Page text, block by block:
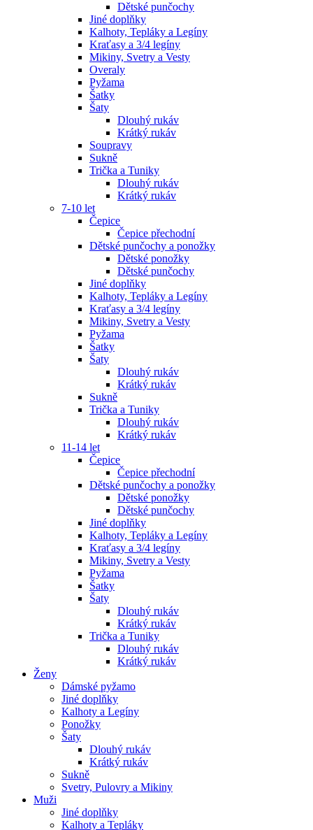
Dětské punčochy
Jiné doplňky
Kalhoty, Tepláky a Legíny
Kraťasy a 3/4 legíny
Mikiny, Svetry a Vesty
Overaly
Pyžama
Šatky
Šaty
Dlouhý rukáv
Krátký rukáv
Soupravy
Sukně
Trička a Tuniky
Dlouhý rukáv
Krátký rukáv
7-10 let
Čepice
Čepice přechodní
Dětské punčochy a ponožky
Dětské ponožky
Dětské punčochy
Jiné doplňky
Kalhoty, Tepláky a Legíny
Kraťasy a 3/4 legíny
Mikiny, Svetry a Vesty
Pyžama
Šatky
Šaty
Dlouhý rukáv
Krátký rukáv
Sukně
Trička a Tuniky
Dlouhý rukáv
Krátký rukáv
11-14 let
Čepice
Čepice přechodní
Dětské punčochy a ponožky
Dětské ponožky
Dětské punčochy
Jiné doplňky
Kalhoty, Tepláky a Legíny
Kraťasy a 3/4 legíny
Mikiny, Svetry a Vesty
Pyžama
Šatky
Šaty
Dlouhý rukáv
Krátký rukáv
Trička a Tuniky
Dlouhý rukáv
Krátký rukáv
Ženy
Dámské pyžamo
Jiné doplňky
Kalhoty a Legíny
Ponožky
Šaty
Dlouhý rukáv
Krátký rukáv
Sukně
Svetry, Pulovry a Mikiny
Muži
Jiné doplňky
Kalhoty a Tepláky